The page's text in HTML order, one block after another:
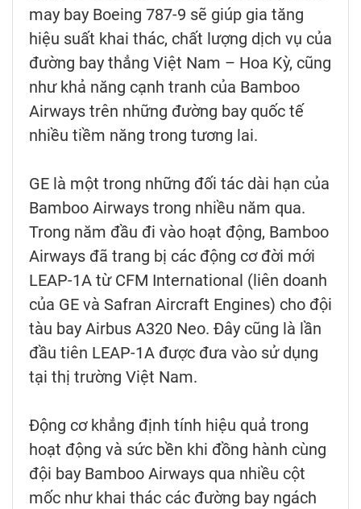
may bay Boeing 787-9 sẽ giúp gia tăng
hiệu suất khai thác, chất lượng dịch vụ của
đường bay thẳng Việt Nam – Hoa Kỳ, cũng
như khả năng cạnh tranh của Bamboo
Airways trên những đường bay quốc tế
nhiều tiềm năng trong tương lai.
GE là một trong những đối tác dài hạn của
Bamboo Airways trong nhiều năm qua.
Trong năm đầu đi vào hoạt động, Bamboo
Airways đã trang bị các động cơ đời mới
LEAP-1A từ CFM International (liên doanh
của GE và Safran Aircraft Engines) cho đội
tàu bay Airbus A320 Neo. Đây cũng là lần
đầu tiên LEAP-1A được đưa vào sử dụng
tại thị trường Việt Nam.
Động cơ khẳng định tính hiệu quả trong
hoạt động và sức bền khi đồng hành cùng
đội bay Bamboo Airways qua nhiều cột
mốc như khai thác các đường bay ngách